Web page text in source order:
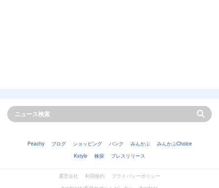
Peachy ブログ ショッピング バンク みんかぶ
みんかぶChoice
Kstyle
株探 プレスリリース
運営会社 利用規約
プライバシーポリシー